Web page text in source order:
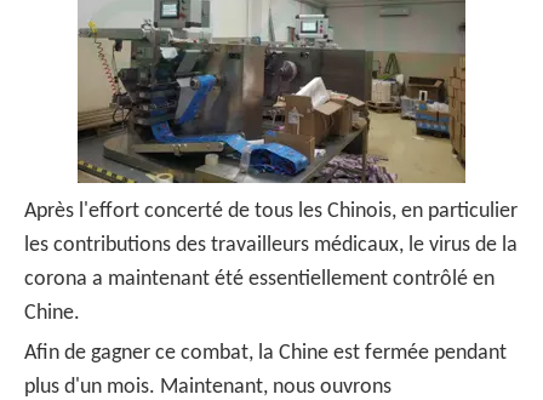
Après l'effort concerté de tous les Chinois, en particulier
les contributions des travailleurs médicaux, le virus de la
corona a maintenant été essentiellement contrôlé en
Chine.
Afin de gagner ce combat, la Chine est fermée pendant
plus d'un mois. Maintenant, nous ouvrons